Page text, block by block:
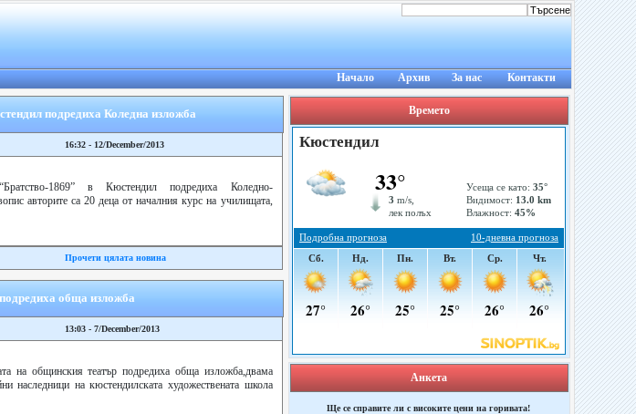
Начало Архив За нас Контакти
подредиха Коледна изложба
16:32 - 12/December/2013
1869” в Кюстендил подредиха Коледно-
авторите са 20 деца от началния курс на училищата,
Прочети цялата новина
обща изложба
13:03 - 7/December/2013
на общинския театър подредиха обща изложба,двама
наследници на кюстендилската художествената школа
Времето
Анкета
Ще се справите ли с високите цени на горивата!